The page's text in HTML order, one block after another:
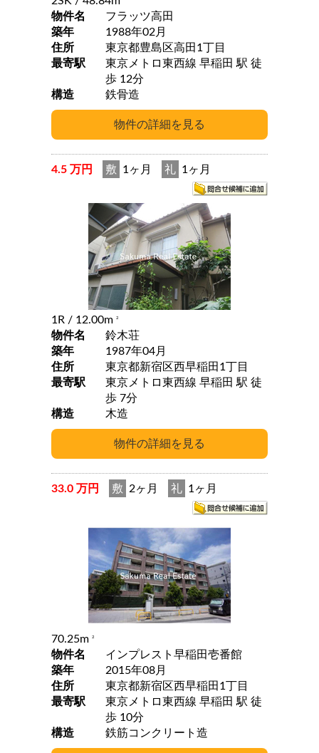
物件名
フラッツ高田
築年
1988年02月
住所
東京都豊島区高田1丁目
最寄駅
東京メトロ東西線 早稲田 駅 徒
歩 12分
構造
鉄骨造
4.5 万円 敷 1ヶ月 礼 1ヶ月
1R / 12.00m 2
物件名
鈴木荘
築年
1987年04月
住所
東京都新宿区西早稲田1丁目
最寄駅
東京メトロ東西線 早稲田 駅 徒
歩 7分
構造
木造
33.0 万円 敷 2ヶ月 礼 1ヶ月
70.25m 2
物件名
インプレスト早稲田壱番館
築年
2015年08月
住所
東京都新宿区西早稲田1丁目
最寄駅
東京メトロ東西線 早稲田 駅 徒
歩 10分
構造
鉄筋コンクリート造